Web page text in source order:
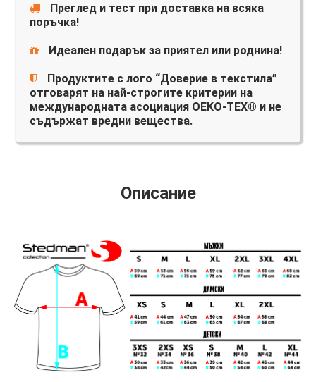
Преглед и тест при доставка на всяка
поръчка!
Идеален подарък за приятел или роднина!
Продуктите с лого “Доверие в текстила”
отговарят на най-строгите критерии на
международната асоциация OEKO-TEX® и не
съдържат вредни вещества.
Описание